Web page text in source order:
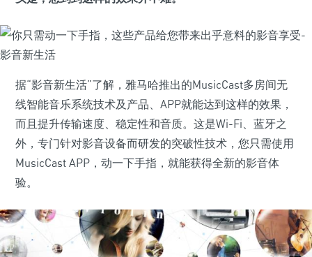
据“影音新生活”了解，雅马哈推出的MusicCast多房间无
线智能音乐系统技术及产品、APP就能达到这样的效果，
而且提升传输速度、稳定性和音质。这是Wi-Fi、蓝牙之
外，专门针对影音设备而研发的突破性技术，您只需使用
MusicCast APP，动一下手指，就能获得全新的影音体
验。